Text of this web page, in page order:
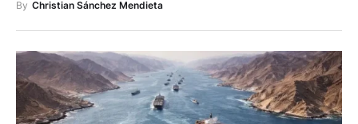
By Christian Sánchez Mendieta